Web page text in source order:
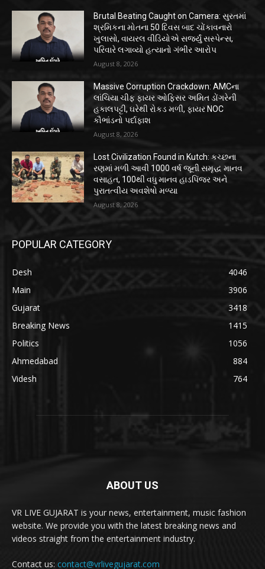
Brutal Beating Caught on Camera: સુરતમાં
શ્રમિકના મોતના 50 દિવસ બાદ ચોંકાવનારો
ખુલાસો, વાયરલ વીડિયોએ સર્જ્યું સસ્પેન્સ,
પરિવારે લગાવ્યો હત્યાનો ગંભીર આરોપ
August 8, 2026
Massive Corruption Crackdown: AMCના
લાંચિયા ચીફ ફાયર ઓફિસર અમિત ડોંગરેની
હકાલપટ્ટી, ઘરેથી રોકડ મળી, ફાયર NOC
કૌભાંડનો પર્દાફાશ
August 8, 2026
Lost Civilization Found in Kutch: કચ્છના
રણમાં મળી આવી 1000 વર્ષ જૂની સમૃદ્ધ માનવ
વસાહત, 100થી વધુ માનવ હાડપિંજર અને
પુરાતત્વીય અવશેષો મળ્યા
August 8, 2026
POPULAR CATEGORY
Desh
4046
Main
3906
Gujarat
3418
Breaking News
1415
Politics
1056
Ahmedabad
884
Videsh
764
ABOUT US
VR LIVE GUJARAT is your news, entertainment, music fashion
website. We provide you with the latest breaking news and
videos straight from the entertainment industry.
Contact us: contact@vrlivegujarat.com